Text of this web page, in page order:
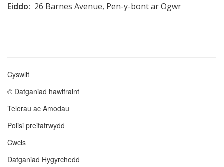
Eiddo: 26 Barnes Avenue, Pen-y-bont ar Ogwr
Footer
menu
Cyswllt
© Datganiad hawlfraint
Telerau ac Amodau
Polisi preifatrwydd
Cwcis
Datganiad Hygyrchedd